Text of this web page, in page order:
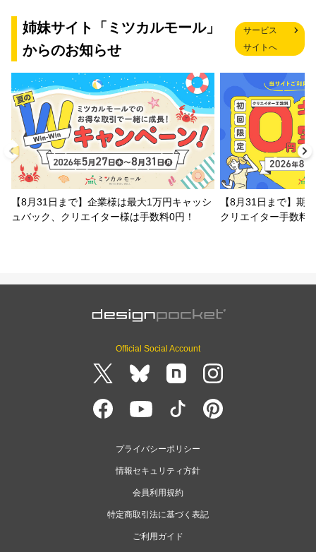
姉妹サイト「ミツカルモール」
からのお知らせ
サービス
サイトへ
【8月31日まで】企業様は最大1万円キャッシ
ュバック、クリエイター様は手数料0円！
【8月31日まで】期
クリエイター手数料
Official Social Account
プライバシーポリシー
情報セキュリティ方針
会員利用規約
特定商取引法に基づく表記
ご利用ガイド